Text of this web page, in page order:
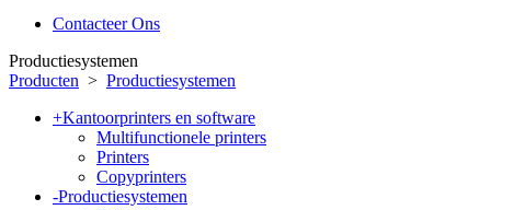
Contacteer Ons
Productiesystemen
Producten > Productiesystemen
+Kantoorprinters en software
Multifunctionele printers
Printers
Copyprinters
-Productiesystemen